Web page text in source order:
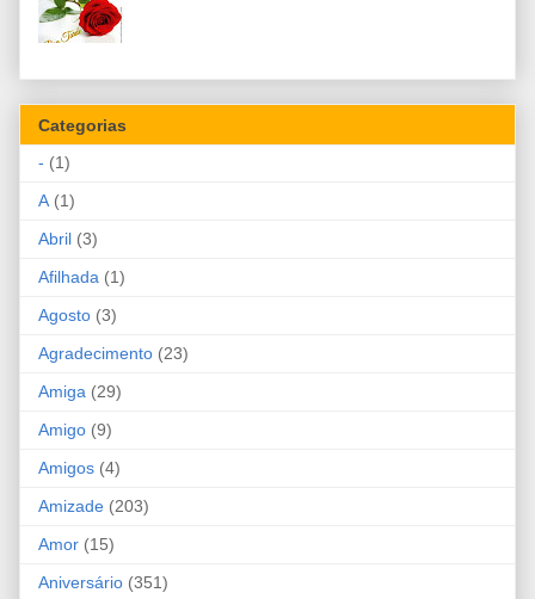
Categorias
- (1)
A (1)
Abril (3)
Afilhada (1)
Agosto (3)
Agradecimento (23)
Amiga (29)
Amigo (9)
Amigos (4)
Amizade (203)
Amor (15)
Aniversário (351)